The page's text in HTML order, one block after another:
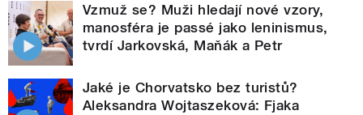
Vzmuž se? Muži hledají nové vzory,
manosféra je passé jako leninismus,
tvrdí Jarkovská, Maňák a Petr
Jaké je Chorvatsko bez turistů?
Aleksandra Wojtaszeková: Fjaka